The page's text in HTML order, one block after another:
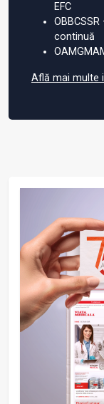
EFC
continuă
Află mai multe